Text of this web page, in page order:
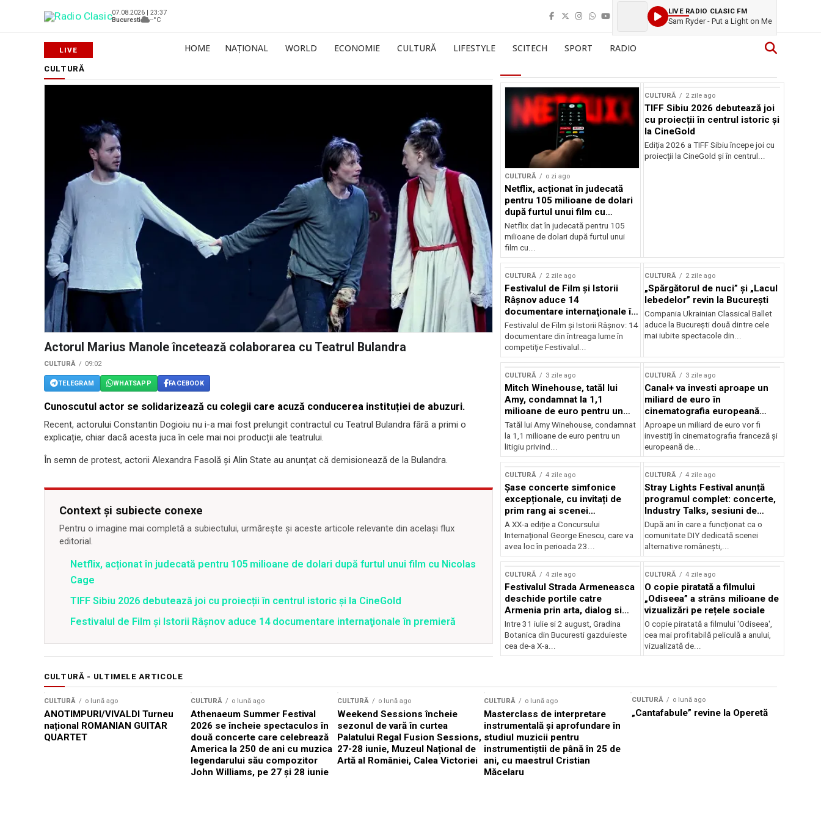
07.08.2026 | 23:37
Bucuresti
--°C
LIVE RADIO CLASIC FM
Sam Ryder - Put a Light on Me
HOME NAȚIONAL WORLD ECONOMIE CULTURĂ LIFESTYLE SCITECH SPORT RADIO
CULTURĂ
Actorul Marius Manole încetează colaborarea cu Teatrul Bulandra
CULTURĂ 09:02
TELEGRAM WHATSAPP FACEBOOK
Cunoscutul actor se solidarizează cu colegii care acuză conducerea instituției de abuzuri.
Recent, actorului Constantin Dogioiu nu i-a mai fost prelungit contractul cu Teatrul Bulandra fără a primi o
explicație, chiar dacă acesta juca în cele mai noi producții ale teatrului.
În semn de protest, actorii Alexandra Fasolă și Alin State au anunțat că demisionează de la Bulandra.
Context și subiecte conexe
Pentru o imagine mai completă a subiectului, urmărește și aceste articole relevante din același flux
editorial.
Netflix, acționat în judecată pentru 105 milioane de dolari după furtul unui film cu Nicolas
Cage
TIFF Sibiu 2026 debutează joi cu proiecții în centrul istoric și la CineGold
Festivalul de Film şi Istorii Râşnov aduce 14 documentare internaţionale în premieră
CULTURĂ o zi ago
Netflix, acționat în judecată
pentru 105 milioane de dolari
după furtul unui film cu
Nicolas Cage
Netflix dat în judecată pentru 105
milioane de dolari după furtul unui
film cu...
CULTURĂ 2 zile ago
TIFF Sibiu 2026 debutează joi
cu proiecții în centrul istoric și
la CineGold
Ediția 2026 a TIFF Sibiu începe joi cu
proiecții la CineGold și în centrul...
CULTURĂ 2 zile ago
Festivalul de Film şi Istorii
Râşnov aduce 14
documentare internaţionale în
premieră
Festivalul de Film şi Istorii Râşnov: 14
documentare din întreaga lume în
competiţie Festivalul...
CULTURĂ 2 zile ago
„Spărgătorul de nuci” și „Lacul
lebedelor” revin la București
Compania Ukrainian Classical Ballet
aduce la București două dintre cele
mai iubite spectacole din...
CULTURĂ 3 zile ago
Mitch Winehouse, tatăl lui
Amy, condamnat la 1,1
milioane de euro pentru un
litigiu pierdut
Tatăl lui Amy Winehouse, condamnat
la 1,1 milioane de euro pentru un
litigiu privind...
CULTURĂ 3 zile ago
Canal+ va investi aproape un
miliard de euro în
cinematografia europeană
până în 2032
Aproape un miliard de euro vor fi
investiți în cinematografia franceză și
europeană de...
CULTURĂ 4 zile ago
Șase concerte simfonice
excepționale, cu invitați de
prim rang ai scenei
internaționale și ansambluri
orchestrale românești de
prestigiu, în programul
Concursului Enescu 2026
A XX-a ediție a Concursului
Internațional George Enescu, care va
avea loc în perioada 23...
CULTURĂ 4 zile ago
Stray Lights Festival anunță
programul complet: concerte,
Industry Talks, sesiuni de
audiție și noi opțiuni de
participare pentru public
După ani în care a funcționat ca o
comunitate DIY dedicată scenei
alternative românești,...
CULTURĂ 4 zile ago
Festivalul Strada Armeneasca
deschide portile catre
Armenia prin arta, dialog si
patrimoniu, intre 31 iulie si 2
august, la Gradina Botanica din
Bucuresti
Intre 31 iulie si 2 august, Gradina
Botanica din Bucuresti gazduieste
cea de-a X-a...
CULTURĂ 4 zile ago
O copie piratată a filmului
„Odiseea” a strâns milioane de
vizualizări pe rețele sociale
O copie piratată a filmului 'Odiseea',
cea mai profitabilă peliculă a anului,
vizualizată de...
CULTURĂ - ULTIMELE ARTICOLE
CULTURĂ o lună ago
ANOTIMPURI/VIVALDI Turneu
național ROMANIAN GUITAR
QUARTET
CULTURĂ o lună ago
Athenaeum Summer Festival
2026 se încheie spectaculos în
două concerte care celebrează
America la 250 de ani cu muzica
legendarului său compozitor
John Williams, pe 27 și 28 iunie
CULTURĂ o lună ago
Weekend Sessions încheie
sezonul de vară în curtea
Palatului Regal Fusion Sessions,
27-28 iunie, Muzeul Național de
Artă al României, Calea Victoriei
CULTURĂ o lună ago
Masterclass de interpretare
instrumentală și aprofundare în
studiul muzicii pentru
instrumentiștii de până în 25 de
ani, cu maestrul Cristian
Măcelaru
CULTURĂ o lună ago
„Cantafabule” revine la Operetă